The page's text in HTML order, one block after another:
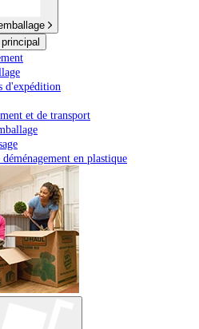
d'expédition
et de transport
en plastique